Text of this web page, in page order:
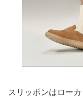
スリッポンはロー